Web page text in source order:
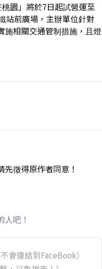
桃園」將於7日起試營運至
站前廣場，主辦單位針對
施相關交通管制措施，且燈
徵得原作者同意！
吧！
會連結到FaceBook）